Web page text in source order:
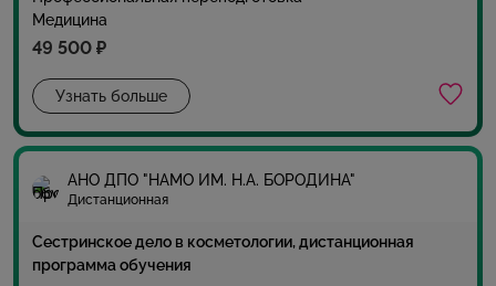
Медицина
49 500 ₽
Узнать больше
АНО ДПО "НАМО ИМ. Н.А. БОРОДИНА"
Дистанционная
Сестринское дело в косметологии, дистанционная
программа обучения